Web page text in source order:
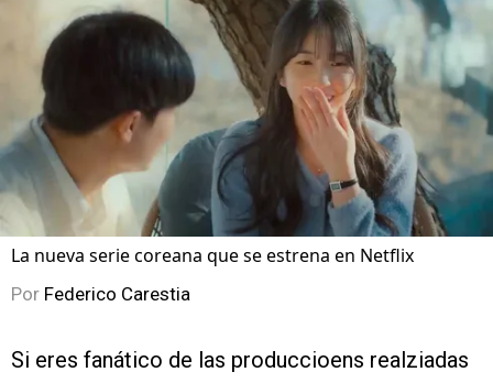
La nueva serie coreana que se estrena en Netflix
Por Federico Carestia
Si eres fanático de las produccioens realziadas